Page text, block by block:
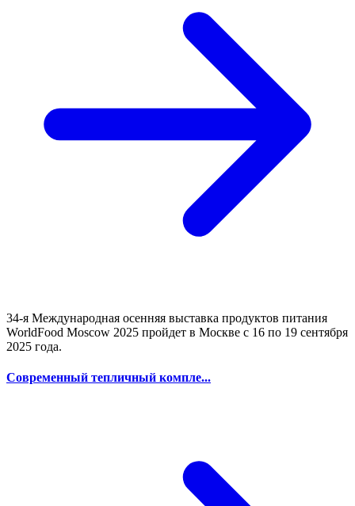
34-я Международная осенняя выставка продуктов питания
WorldFood Moscow 2025 пройдет в Москве с 16 по 19 сентября
2025 года.
Современный тепличный компле...